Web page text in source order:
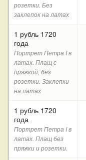
розетки. Без
заклепок на латах
1 рубль 1720
года
Портрет Петра I в
латах. Плащ с
пряжкой, без
розетки. Заклепки
на латах
1 рубль 1720
года
Портрет Петра I в
латах. Плащ без
пряжки и розетки.